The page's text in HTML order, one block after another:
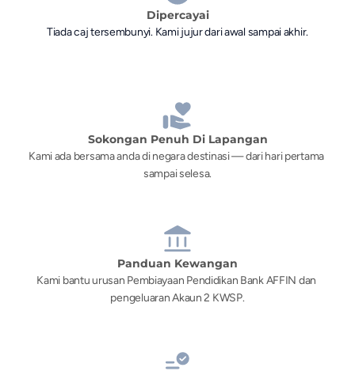
Dipercayai
Tiada caj tersembunyi. Kami jujur dari awal sampai akhir.
Sokongan Penuh Di Lapangan
Kami ada bersama anda di negara destinasi — dari hari pertama
sampai selesa.
Panduan Kewangan
Kami bantu urusan Pembiayaan Pendidikan Bank AFFIN dan
pengeluaran Akaun 2 KWSP.